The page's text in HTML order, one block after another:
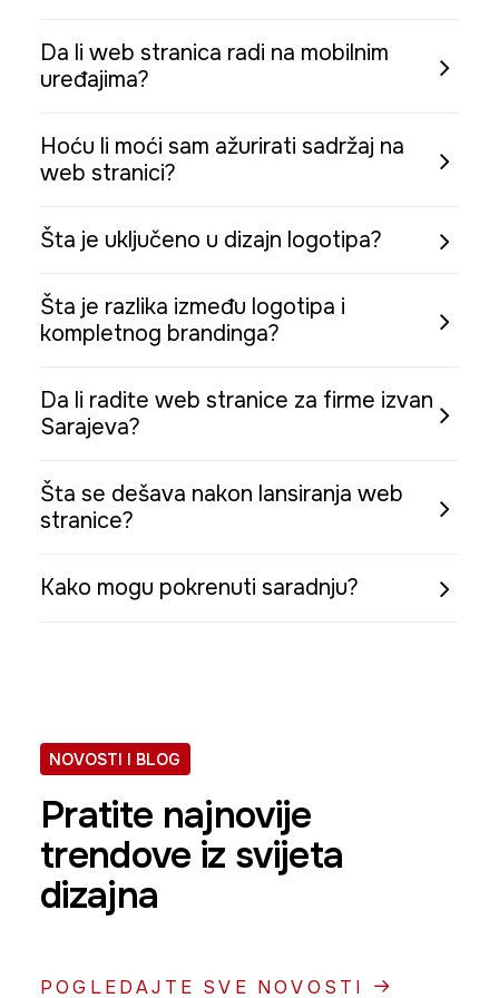
Da li web stranica radi na mobilnim
uređajima?
Hoću li moći sam ažurirati sadržaj na
web stranici?
Šta je uključeno u dizajn logotipa?
Šta je razlika između logotipa i
kompletnog brandinga?
Da li radite web stranice za firme izvan
Sarajeva?
Šta se dešava nakon lansiranja web
stranice?
Kako mogu pokrenuti saradnju?
NOVOSTI I BLOG
Pratite najnovije
trendove iz svijeta
dizajna
POGLEDAJTE SVE NOVOSTI